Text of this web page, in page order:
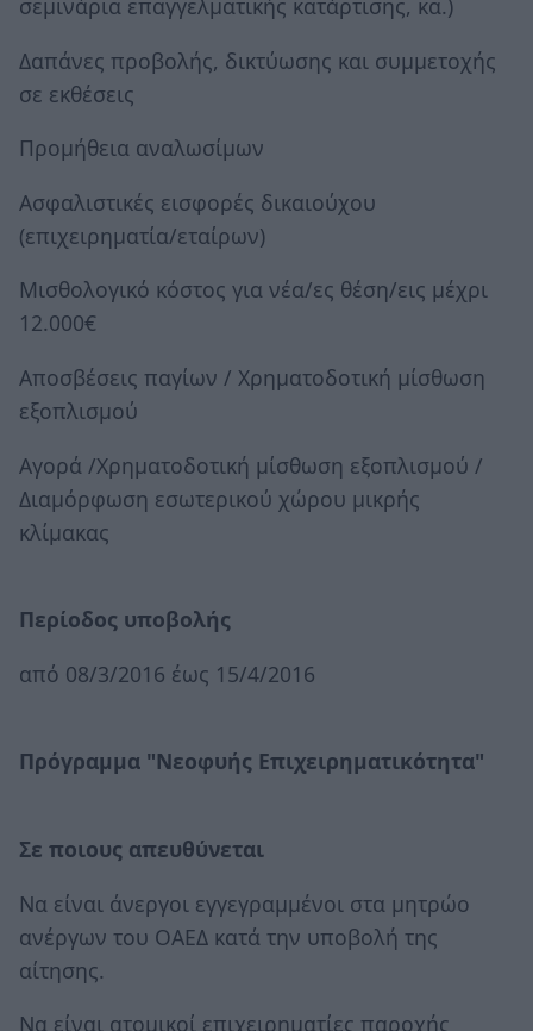
σεμινάρια επαγγελματικής κατάρτισης, κα.)
Δαπάνες προβολής, δικτύωσης και συμμετοχής
σε εκθέσεις
Προμήθεια αναλωσίμων
Ασφαλιστικές εισφορές δικαιούχου
(επιχειρηματία/εταίρων)
Μισθολογικό κόστος για νέα/ες θέση/εις μέχρι
12.000€
Αποσβέσεις παγίων / Χρηματοδοτική μίσθωση
εξοπλισμού
Αγορά /Χρηματοδοτική μίσθωση εξοπλισμού /
Διαμόρφωση εσωτερικού χώρου μικρής
κλίμακας
Περίοδος υποβολής
από 08/3/2016 έως 15/4/2016
Πρόγραμμα "Νεοφυής Επιχειρηματικότητα"
Σε ποιους απευθύνεται
Να είναι άνεργοι εγγεγραμμένοι στα μητρώο
ανέργων του ΟΑΕΔ κατά την υποβολή της
αίτησης.
Να είναι ατομικοί επιχειρηματίες παροχής